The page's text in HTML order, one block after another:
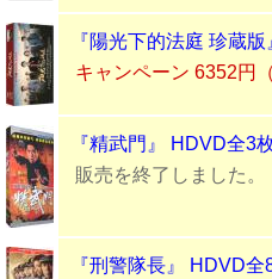
『陽光下的法庭 珍蔵
キャンペーン 6352円
『精武門』 HDVD全3
販売を終了しました。
『刑警隊長』 HDVD全